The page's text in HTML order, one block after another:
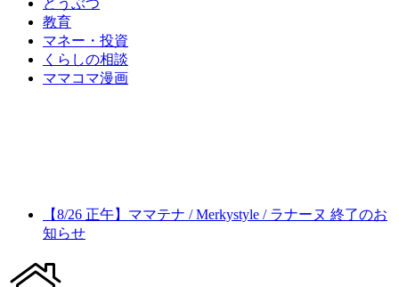
教育
マネー・投資
くらしの相談
ママコマ漫画
【8/26 正午】ママテナ / Merkystyle / ラナーヌ 終了のお
知らせ